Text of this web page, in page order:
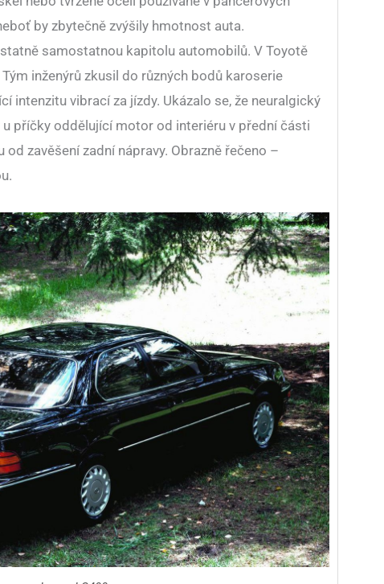
by zbytečně zvýšily hmotnost auta.
samostatnou kapitolu automobilů. V Toyotě
inženýrů zkusil do různých bodů karoserie
intenzitu vibrací za jízdy. Ukázalo se, že neuralgický
příčky oddělující motor od interiéru v přední části
zavěšení zadní nápravy. Obrazně řečeno –